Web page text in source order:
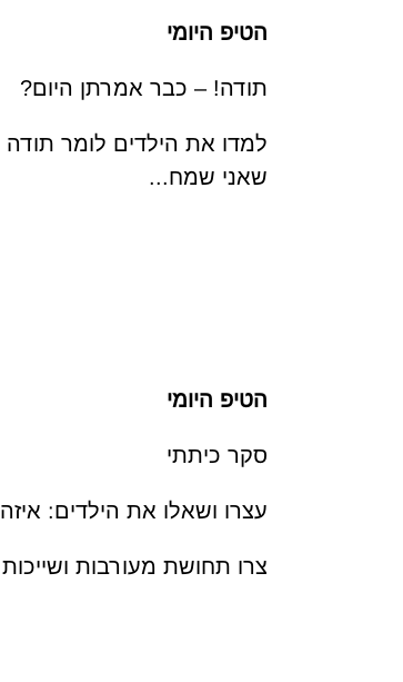
הטיפ היומי
תודה! – כבר אמרתן היום?
למדו את הילדים לומר
שאני שמח...
הטיפ היומי
סקר כיתתי
עצרו ושאלו את הילדים:
צרו תחושת מעורבות